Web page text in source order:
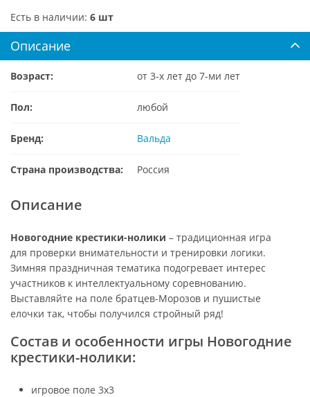
Есть в наличии: 6 шт
Описание
Возраст: от 3-х лет до 7-ми лет
Пол: любой
Бренд: Вальда
Страна производства: Россия
Описание
Новогодние крестики-нолики – традиционная игра
для проверки внимательности и тренировки логики.
Зимняя праздничная тематика подогревает интерес
участников к интеллектуальному соревнованию.
Выставляйте на поле братцев-Морозов и пушистые
елочки так, чтобы получился стройный ряд!
Состав и особенности игры Новогодние
крестики-нолики:
игровое поле 3х3